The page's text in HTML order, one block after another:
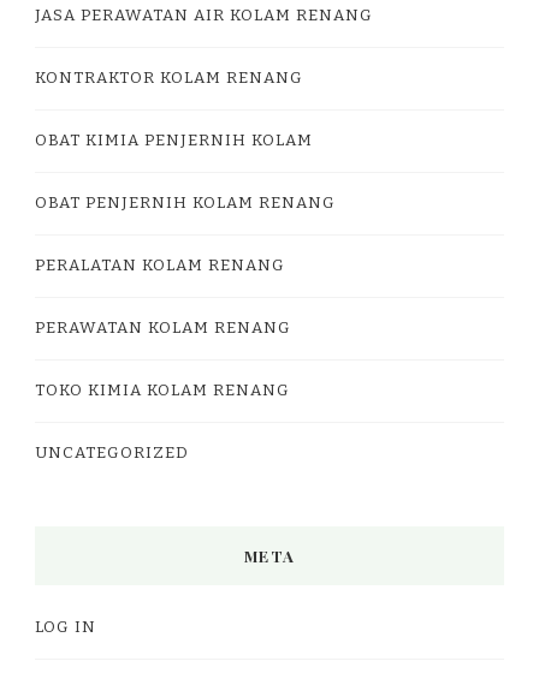
JASA PERAWATAN AIR KOLAM RENANG
KONTRAKTOR KOLAM RENANG
OBAT KIMIA PENJERNIH KOLAM
OBAT PENJERNIH KOLAM RENANG
PERALATAN KOLAM RENANG
PERAWATAN KOLAM RENANG
TOKO KIMIA KOLAM RENANG
UNCATEGORIZED
META
LOG IN